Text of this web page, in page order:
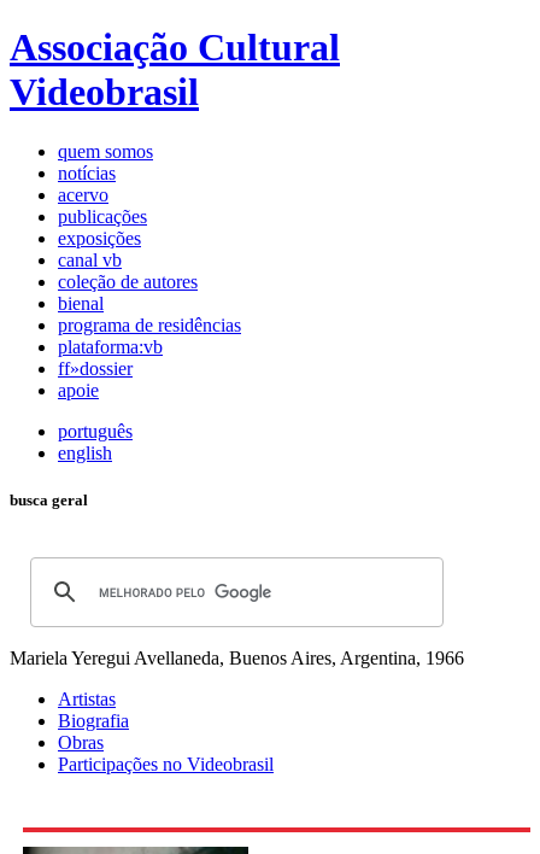
Associação Cultural
Videobrasil
quem somos
notícias
acervo
publicações
exposições
canal vb
coleção de autores
bienal
programa de residências
plataforma:vb
ff»dossier
apoie
português
english
busca geral
Mariela Yeregui Avellaneda, Buenos Aires, Argentina, 1966
Artistas
Biografia
Obras
Participações no Videobrasil